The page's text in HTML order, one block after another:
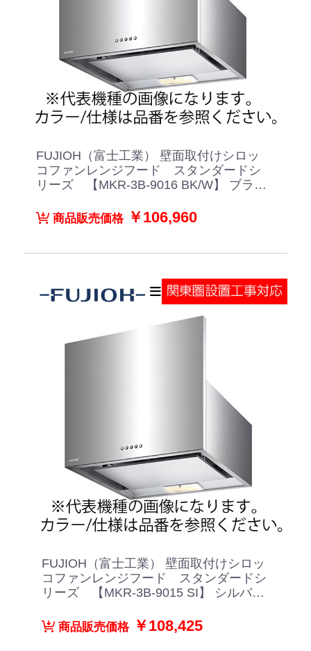
FUJIOH（富士工業） 壁面取付けシロッ
コファンレンジフード スタンダードシ
リーズ 【MKR-3B-9016 BK/W】 ブラッ
商品販売価格￥106,960
FUJIOH（富士工業） 壁面取付けシロッ
コファンレンジフード スタンダードシ
リーズ 【MKR-3B-9015 SI】 シルバー
商品販売価格￥108,425